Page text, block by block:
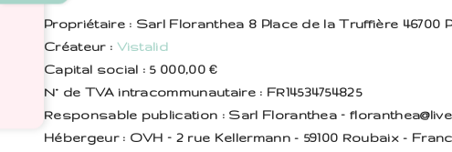
Propriétaire: Sarl Floranthea 8 Place de la Truffière 46700
Créateur: Vistalid
Capital social : 5 000,00 €
N° de TVA intracommunautaire: FR14534754825
Responsable publication : Sarl Floranthea –
Hébergeur: OVH – 2 rue Kellermann - 59100 Roubaix -